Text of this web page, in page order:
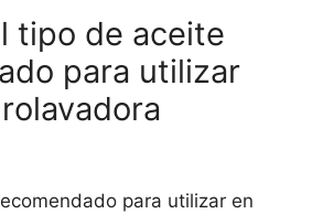
tipo de aceite
para utilizar
para utilizar en